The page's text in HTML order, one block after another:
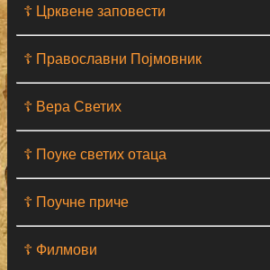
☦ Црквене заповести
☦ Православни Појмовник
☦ Вера Светих
☦ Поуке светих отаца
☦ Поучне приче
☦ Филмови